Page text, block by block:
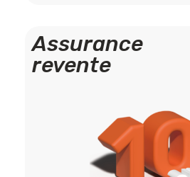
Assurance
revente